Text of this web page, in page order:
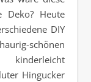
Deko? Heute
DIY
schönen
Hingucker